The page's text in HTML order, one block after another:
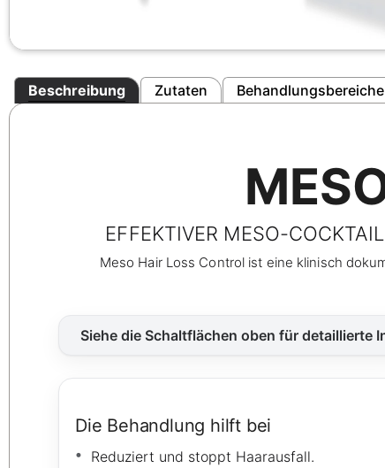
Beschreibung Zutaten
EFFEKTIVER MESO-
Meso Hair Loss Control ist eine klinisch
Siehe die Schaltflächen oben für detaillierte
Die Behandlung hilft bei
Reduziert und stoppt Haarausfall.